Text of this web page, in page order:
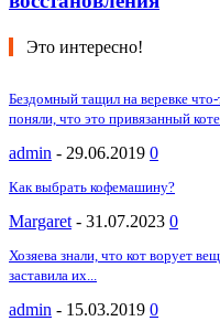
Это интересно!
Бездомный тащил на веревке
поняли, что это привязанный
admin - 29.06.2019 0
Как выбрать кофемашину?
Margaret - 31.07.2023 0
Хозяева знали, что кот ворует
заставила их...
admin - 15.03.2019 0